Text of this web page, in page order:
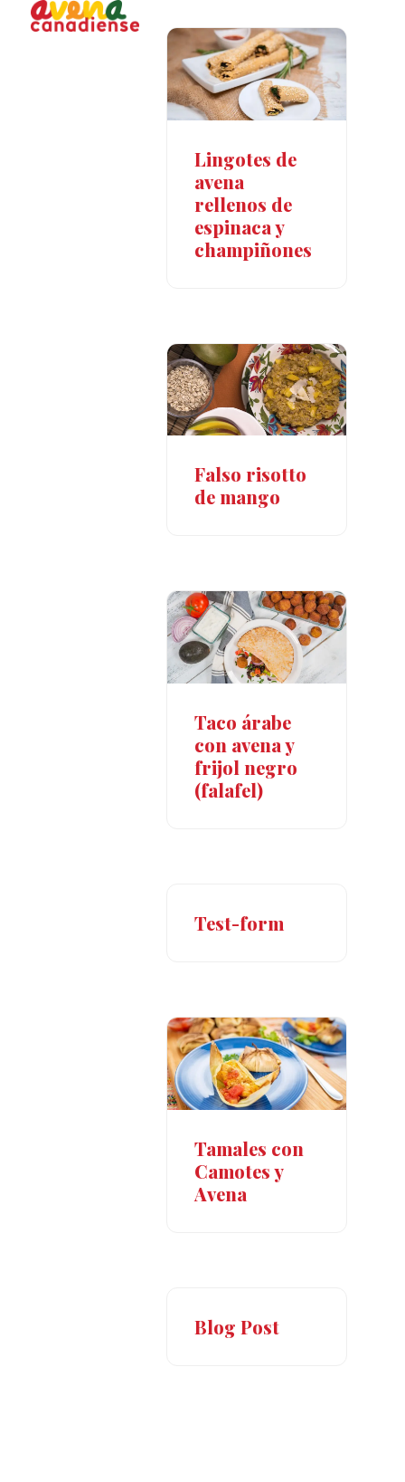
Open
Close
Lingotes de
avena
rellenos de
espinaca y
champiñones
Falso risotto
de mango
Taco árabe
con avena y
frijol negro
(falafel)
Test-form
Tamales con
Camotes y
Avena
Blog Post